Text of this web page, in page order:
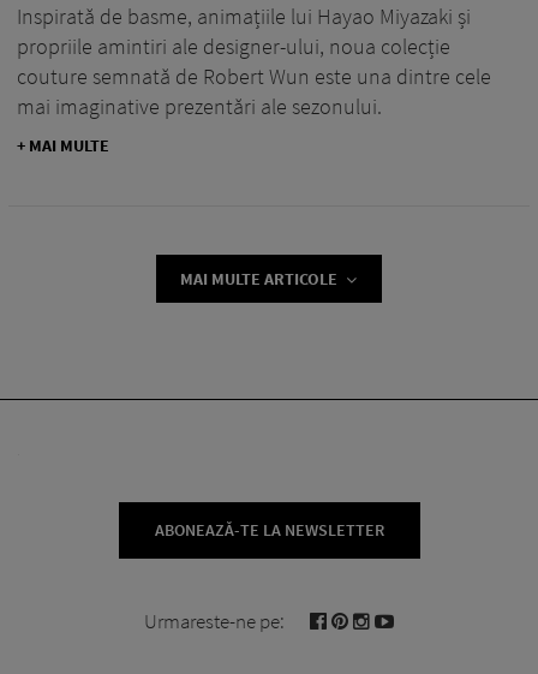
Inspirată de basme, animațiile lui Hayao Miyazaki și
propriile amintiri ale designer-ului, noua colecție
couture semnată de Robert Wun este una dintre cele
mai imaginative prezentări ale sezonului.
+ MAI MULTE
MAI MULTE ARTICOLE
ABONEAZĂ-TE LA NEWSLETTER
Urmareste-ne pe: